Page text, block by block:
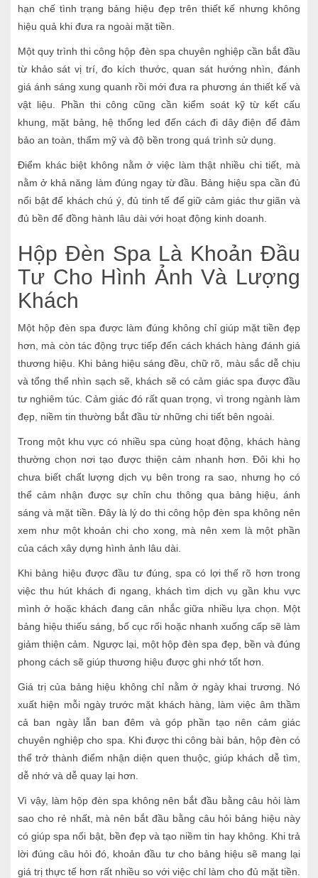
hạn chế tình trạng bảng hiệu đẹp trên thiết kế nhưng không
hiệu quả khi đưa ra ngoài mặt tiền.
Một quy trình thi công hộp đèn spa chuyên nghiệp cần bắt đầu
từ khảo sát vị trí, đo kích thước, quan sát hướng nhìn, đánh
giá ánh sáng xung quanh rồi mới đưa ra phương án thiết kế và
vật liệu. Phần thi công cũng cần kiểm soát kỹ từ kết cấu
khung, mặt bảng, hệ thống led đến cách đi dây điện để đảm
bảo an toàn, thẩm mỹ và độ bền trong quá trình sử dụng.
Điểm khác biệt không nằm ở việc làm thật nhiều chi tiết, mà
nằm ở khả năng làm đúng ngay từ đầu. Bảng hiệu spa cần đủ
nổi bật để khách chú ý, đủ tinh tế để giữ cảm giác thư giãn và
đủ bền để đồng hành lâu dài với hoạt động kinh doanh.
Hộp Đèn Spa Là Khoản Đầu
Tư Cho Hình Ảnh Và Lượng
Khách
Một hộp đèn spa được làm đúng không chỉ giúp mặt tiền đẹp
hơn, mà còn tác động trực tiếp đến cách khách hàng đánh giá
thương hiệu. Khi bảng hiệu sáng đều, chữ rõ, màu sắc dễ chịu
và tổng thể nhìn sạch sẽ, khách sẽ có cảm giác spa được đầu
tư nghiêm túc. Cảm giác đó rất quan trọng, vì trong ngành làm
đẹp, niềm tin thường bắt đầu từ những chi tiết bên ngoài.
Trong một khu vực có nhiều spa cùng hoạt động, khách hàng
thường chọn nơi tạo được thiện cảm nhanh hơn. Đôi khi họ
chưa biết chất lượng dịch vụ bên trong ra sao, nhưng họ có
thể cảm nhận được sự chỉn chu thông qua bảng hiệu, ánh
sáng và mặt tiền. Đây là lý do thi công hộp đèn spa không nên
xem như một khoản chi cho xong, mà nên xem là một phần
của cách xây dựng hình ảnh lâu dài.
Khi bảng hiệu được đầu tư đúng, spa có lợi thế rõ hơn trong
việc thu hút khách đi ngang, khách tìm dịch vụ gần khu vực
mình ở hoặc khách đang cân nhắc giữa nhiều lựa chọn. Một
bảng hiệu thiếu sáng, bố cục rối hoặc nhanh xuống cấp sẽ làm
giảm thiện cảm. Ngược lại, một hộp đèn spa đẹp, bền và đúng
phong cách sẽ giúp thương hiệu được ghi nhớ tốt hơn.
Giá trị của bảng hiệu không chỉ nằm ở ngày khai trương. Nó
xuất hiện mỗi ngày trước mặt khách hàng, làm việc âm thầm
cả ban ngày lẫn ban đêm và góp phần tạo nên cảm giác
chuyên nghiệp cho spa. Khi được thi công bài bản, hộp đèn có
thể trở thành điểm nhận diện quen thuộc, giúp khách dễ tìm,
dễ nhớ và dễ quay lại hơn.
Vì vậy, làm hộp đèn spa không nên bắt đầu bằng câu hỏi làm
sao cho rẻ nhất, mà nên bắt đầu bằng câu hỏi bảng hiệu này
có giúp spa nổi bật, bền đẹp và tạo niềm tin hay không. Khi trả
lời đúng câu hỏi đó, khoản đầu tư cho bảng hiệu sẽ mang lại
giá trị thực tế hơn rất nhiều so với việc chỉ làm cho đủ mặt tiền.